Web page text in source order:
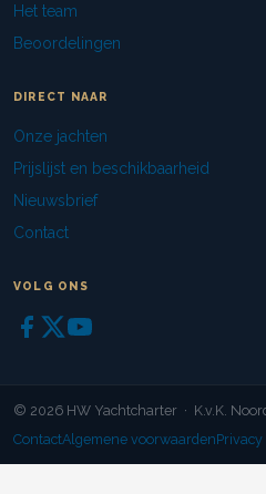
Het team
Beoordelingen
DIRECT NAAR
Onze jachten
Prijslijst en beschikbaarheid
Nieuwsbrief
Contact
VOLG ONS
© 2026 HW Yachtcharter · K.v.K.
ContactAlgemene voorwaarden